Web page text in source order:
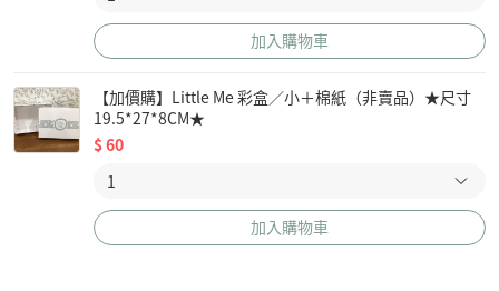
加入購物車
【加價購】Little Me 彩盒／小＋棉紙（非賣品）★尺寸
19.5*27*8CM★
$60
加入購物車